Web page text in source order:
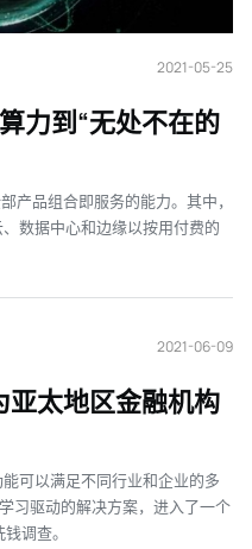
2021-05-25
力到“无处不在的
产品组合即服务的能力。其中，
数据中心和边缘以按用付费的
2021-06-09
太地区金融机构
可以满足不同行业和企业的多
习驱动的解决方案，进入了一个
调查。